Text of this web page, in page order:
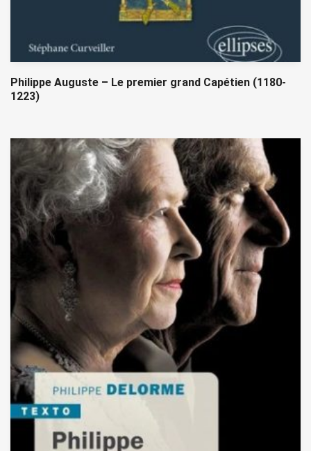
Philippe Auguste – Le premier grand Capétien (1180-
1223)